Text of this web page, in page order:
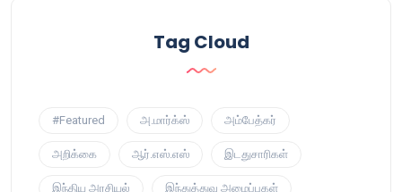
Tag Cloud
#Featured அ.மார்க்ஸ் அம்பேத்கர்
அறிக்கை ஆர்.எஸ்.எஸ் இடதுசாரிகள்
இந்திய அரசியல் இந்துத்துவ அமைப்புகள்